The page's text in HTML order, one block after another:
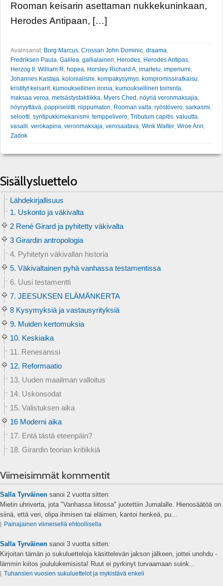
Rooman keisarin asettaman nukkekuninkaan,
Herodes Antipaan, […]
Avainsanat: Borg Marcus Crossan John Dominic draama
Fredriksen Paula Galilea gallialainen Herodes Herodes Antipas
Herzog II. William R hopea Horsley Richard A imartelu imperiumi
Johannes Kastaja kolonialismi kompakysymys kompromissiratkaisu
kristityt keisarit, kumouksellinen ironia kumouksellinen toiminta
maksaa veroa metsästystaktiikka Myers Ched nöyriä veronmaksajia
nöyryyttävä pappiseliitti riippumaton Rooman valta ryöstövero sarkasmi
selootti syntipukkimekanismi temppelivero Tributum capitis valuutta
vasalli verokapina veronmaksaja verosaatava Wink Walter Wroe Ann
Zadok
Sisällysluettelo
Lähdekirjallisuus
1. Uskonto ja väkivalta
2 René Girard ja pyhitetty väkivalta
3 Girardin antropologia
4. Pyhitetyn väkivallan historia
5. Väkivaltainen pyhä vanhassa testamentissa
6. Uusi testamentti
7. JEESUKSEN ELÄMÄNKERTA
8 Kysymyksiä ja vastausyrityksiä
9. Muiden kertomuksia
10. Keskiaika
11. Renesanssi
12. Reformaatio
13. Uuden maailman valloitus
14. Uskonsodat
15. Valistuksen aika
16 Moderni aika
17. Entä tästä eteenpäin?
18. Girardin teorian kritiikkiä
Viimeisimmät kommentit
Salla Tyrväinen sanoi 2 vuotta sitten:
Mietin uhriverta, jota "Vanhassa liitossa" juotettiin Jumalalle. Hienosäätöä on
siinä, että veri, olipa ihmisen tai eläimen, kantoi henkeä, pu...
⌊ Painajainen viimeisellä ehtoollisella
Salla Tyrväinen sanoi 3 vuotta sitten:
Kirjoitan tämän jo sukuluetteloja käsittelevän jakson jälkeen, jottei unohdu -
lämmin kiitos joululukemisista! Ruut ei pyrkinyt turvaamaan suink...
⌊ Tuhansien vuosien sukuluettelot ja mykistävä enkeli